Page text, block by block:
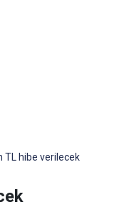
TL hibe verilecek